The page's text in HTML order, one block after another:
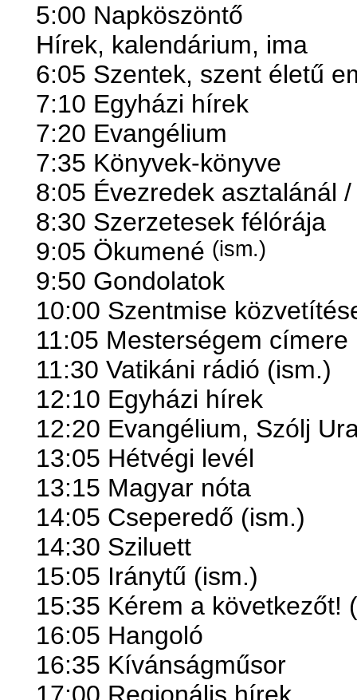
5:00 Napköszöntő
Hírek, kalendárium, ima
6:05 Szentek, szent életű
7:10 Egyházi hírek
7:20 Evangélium
7:35 Könyvek-könyve
8:05 Évezredek asztalánál
8:30 Szerzetesek félórája
9:05 Ökumené (ism.)
9:50 Gondolatok
10:00 Szentmise
11:05 Mesterségem címere
11:30 Vatikáni rádió (ism.)
12:10 Egyházi hírek
12:20 Evangélium, Szólj
13:05 Hétvégi levél
13:15 Magyar nóta
14:05 Cseperedő (ism.)
14:30 Sziluett
15:05 Iránytű (ism.)
15:35 Kérem a következőt!
16:05 Hangoló
16:35 Kívánságműsor